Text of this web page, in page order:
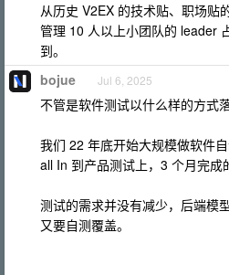
从历史 V2EX 的技术贴、职场贴
管理 10 人以上小团队的 leader
到。
bojue Jul 6, 2025
不管是软件测试以什么样的方式
我们 22 年底开始大规模做软件
all In 到产品测试上，3 个月完成
测试的需求并没有减少，后端模
又要自测覆盖。